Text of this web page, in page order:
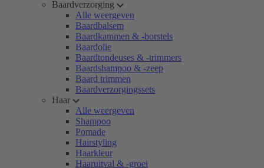
Baardverzorging
Alle weergeven
Baardbalsem
Baardkammen & -borstels
Baardolie
Baardtondeuses & -trimmers
Baardshampoo & -zeep
Baard trimmen
Baardverzorgingssets
Haar
Alle weergeven
Shampoo
Pomade
Hairstyling
Haarkleur
Haaruitval & -groei